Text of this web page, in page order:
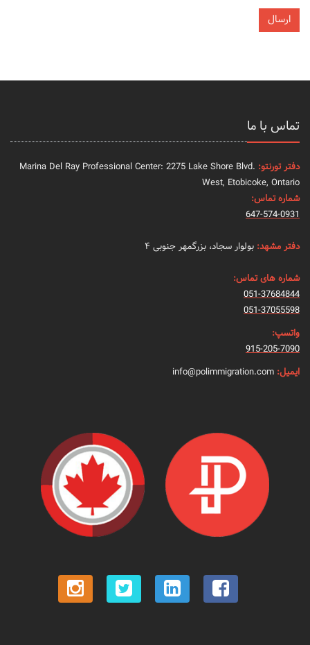
تماس با ما
دفتر تورنتو: Marina Del Ray Professional Center: 2275 Lake Shore Blvd.
West, Etobicoke, Ontario
شماره تماس:
647-574-0931
دفتر مشهد: بولوار سجاد، بزرگمهر جنوبی ۴
شماره های تماس:
051-37684844
051-37055598
واتسپ:
915-205-7090
ایمیل: